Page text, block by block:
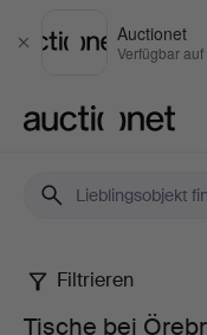
Schließen
Auctionet
Verfügbar
Tische
Filtrieren
Tische bei